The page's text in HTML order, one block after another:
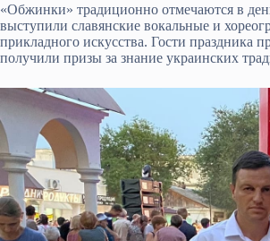
«Обжинки» традиционно отмечаются в
выступили славянские вокальные и
прикладного искусства. Гости праздника
получили призы за знание украинских